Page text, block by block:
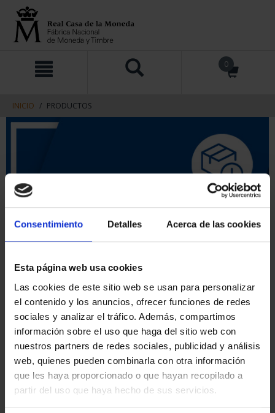
Consentimiento Detalles Acerca de las cookies
Esta página web usa cookies
Las cookies de este sitio web se usan para personalizar
el contenido y los anuncios, ofrecer funciones de redes
sociales y analizar el tráfico. Además, compartimos
información sobre el uso que haga del sitio web con
nuestros partners de redes sociales, publicidad y análisis
web, quienes pueden combinarla con otra información
que les haya proporcionado o que hayan recopilado a
partir del uso que haya hecho de sus servicios.
contenido
navegacin
0
INICIO PRODUCTOS
ORDENAR POR:
REFINAR